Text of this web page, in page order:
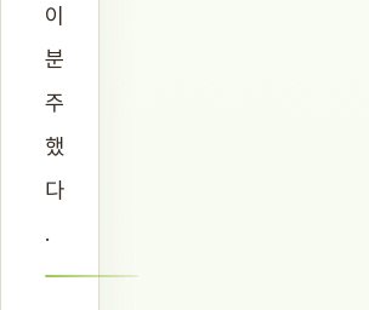
이
분
주
했
다
.